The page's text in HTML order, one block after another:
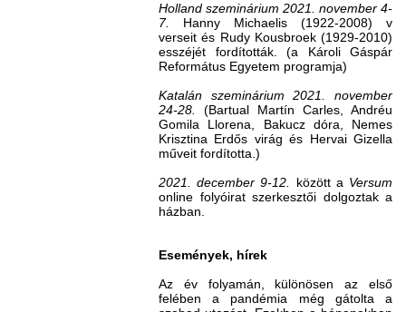
Holland szeminárium 2021. november 4-
7. Hanny Michaelis (1922-2008) v
verseit és Rudy Kousbroek (1929-2010)
esszéjét fordították. (a Károli Gáspár
Református Egyetem programja)
Katalán szeminárium 2021. november
24-28. (Bartual Martín Carles, Andréu
Gomila Llorena, Bakucz dóra, Nemes
Krisztina Erdős virág és Hervai Gizella
műveit fordította.)
2021. december 9-12.
között a Versum
online folyóirat szerkesztői dolgoztak a
házban.
Események, hírek
Az év folyamán, különösen az első
felében a pandémia még gátolta a